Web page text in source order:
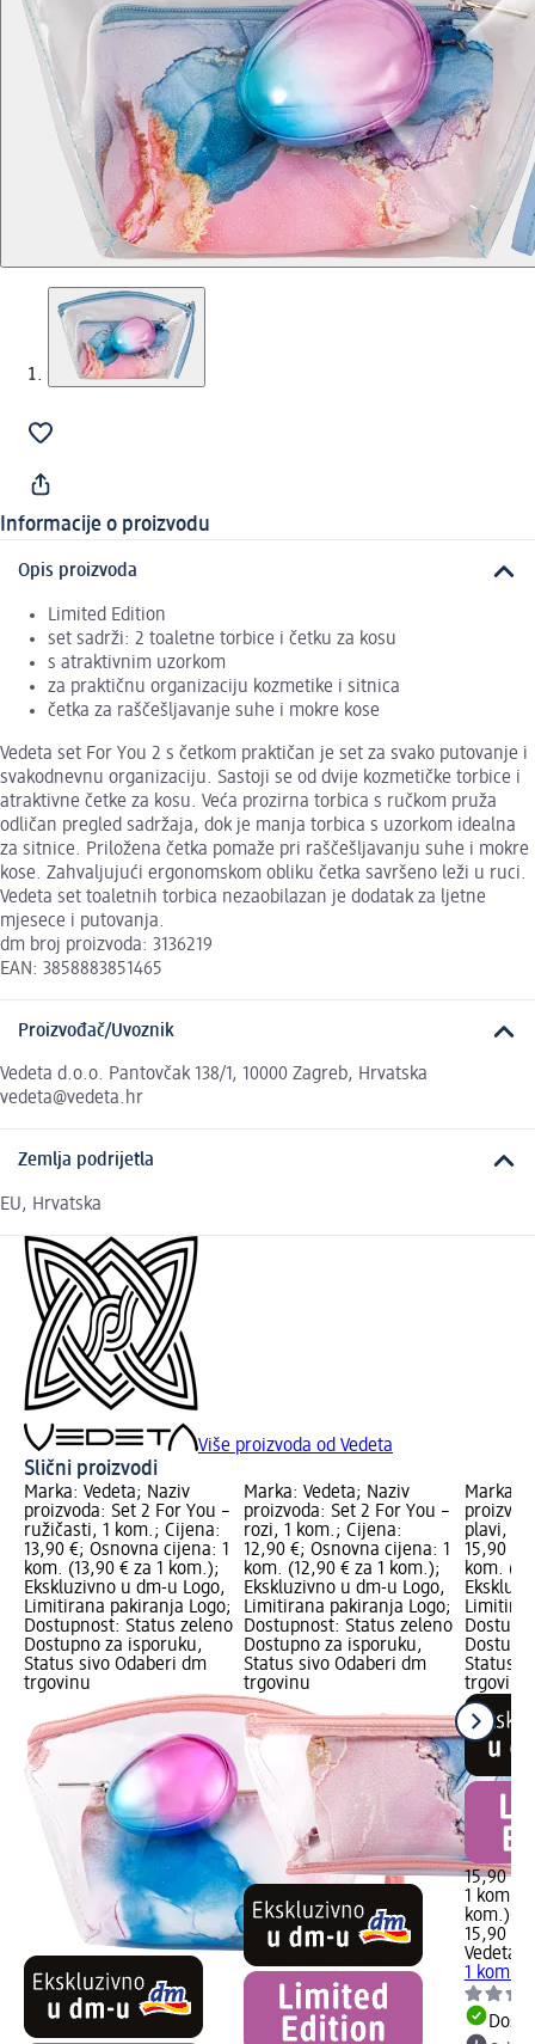
Informacije o proizvodu
Opis proizvoda
Limited Edition
set sadrži: 2 toaletne torbice i četku za kosu
s atraktivnim uzorkom
za praktičnu organizaciju kozmetike i sitnica
četka za raščešljavanje suhe i mokre kose
Vedeta set For You 2 s četkom praktičan je set za svako putovanje i
svakodnevnu organizaciju. Sastoji se od dvije kozmetičke torbice i
atraktivne četke za kosu. Veća prozirna torbica s ručkom pruža
odličan pregled sadržaja, dok je manja torbica s uzorkom idealna
za sitnice. Priložena četka pomaže pri raščešljavanju suhe i mokre
kose. Zahvaljujući ergonomskom obliku četka savršeno leži u ruci.
Vedeta set toaletnih torbica nezaobilazan je dodatak za ljetne
mjesece i putovanja.
dm broj proizvoda: 3136219
EAN: 3858883851465
Proizvođač/Uvoznik
Vedeta d.o.o. Pantovčak 138/1, 10000 Zagreb, Hrvatska
vedeta@vedeta.hr
Zemlja podrijetla
EU, Hrvatska
Više proizvoda od Vedeta
Slični proizvodi
Marka: Vedeta; Naziv
proizvoda: Set 2 For You –
ružičasti, 1 kom.; Cijena:
13,90 €; Osnovna cijena: 1
kom. (13,90 € za 1 kom.);
Ekskluzivno u dm-u Logo,
Limitirana pakiranja Logo;
Dostupnost: Status zeleno
Dostupno za isporuku,
Status sivo Odaberi dm
trgovinu
Marka: Vedeta; Naziv
proizvoda: Set 2 For You –
rozi, 1 kom.; Cijena:
12,90 €; Osnovna cijena: 1
kom. (12,90 € za 1 kom.);
Ekskluzivno u dm-u Logo,
Limitirana pakiranja Logo;
Dostupnost: Status zeleno
Dostupno za isporuku,
Status sivo Odaberi dm
trgovinu
Marka:
plavi, 1
15,90 €;
kom.
Status
trgovinu
15,90 €
1 kom.
kom.)
15,90 €
Vedeta
1 kom.